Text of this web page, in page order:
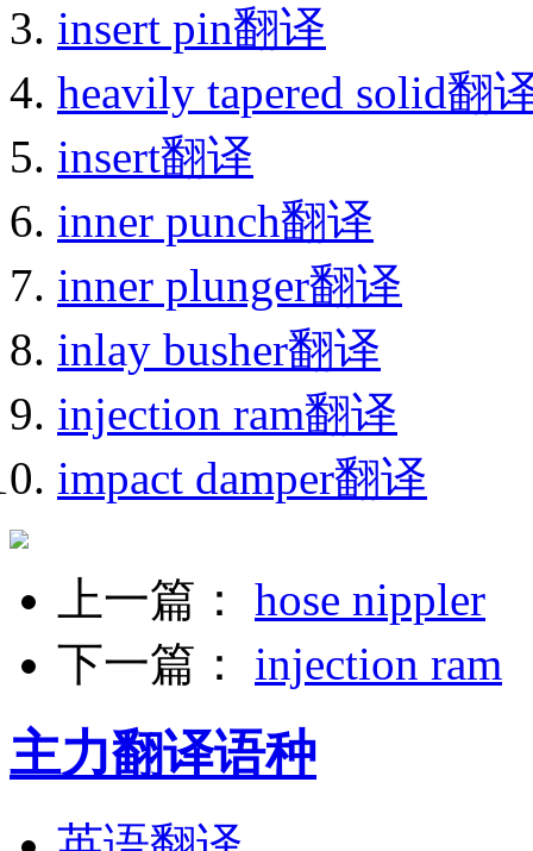
insert pin翻译
heavily tapered solid翻
insert翻译
inner punch翻译
inner plunger翻译
inlay busher翻译
injection ram翻译
impact damper翻译
上一篇： hose nippler
下一篇： injection ram
主力翻译语种